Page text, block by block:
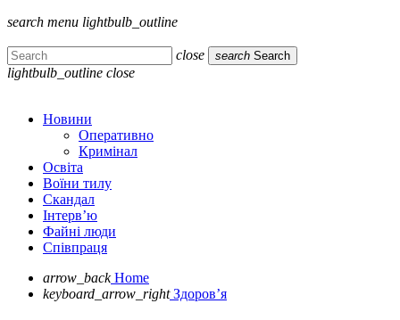
search menu lightbulb_outline
close search Search
lightbulb_outline close
Новини
Оперативно
Кримінал
Освіта
Воїни тилу
Скандал
Інтерв’ю
Файні люди
Співпраця
arrow_back Home
keyboard_arrow_right Здоров’я